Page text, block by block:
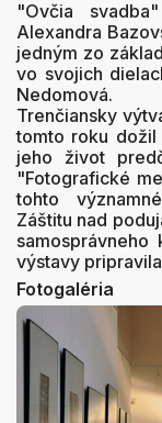
"Ovčia
Alexandra
jedným zo
vo svojich
Nedomová.
Trenčiansky
tomto roku dožil
jeho život
"Fotografické
tohto
Záštitu nad
samosprávneho
výstavy
Fotogaléria